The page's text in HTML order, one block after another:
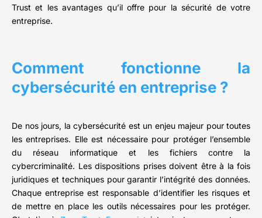
Trust et les avantages qu’il offre pour la sécurité de votre
entreprise.
Comment fonctionne la
cybersécurité en entreprise ?
De nos jours, la cybersécurité est un enjeu majeur pour toutes
les entreprises. Elle est nécessaire pour protéger l’ensemble
du réseau informatique et les fichiers contre la
cybercriminalité. Les dispositions prises doivent être à la fois
juridiques et techniques pour garantir l’intégrité des données.
Chaque entreprise est responsable d’identifier les risques et
de mettre en place les outils nécessaires pour les protéger.